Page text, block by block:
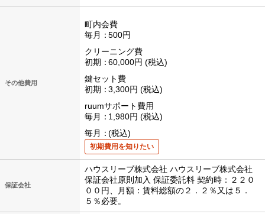
その他費用
町内会費
毎月
500円
クリーニング費
初期
60,000円
税込
鍵セット費
初期
3,300円
税込
ruumサポート費用
毎月
1,980円
税込
毎月
税込
初期費用を知りたい
保証会社
ハウスリーブ株式会社 ハウスリーブ株式会社
保証会社原則加入 保証委託料 契約時：２２０
００円、月額：賃料総額の２．２％又は５．
５％必要。